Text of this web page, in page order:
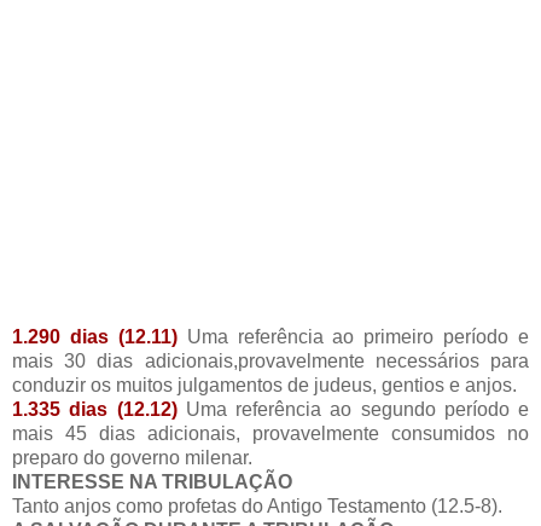
1.290 dias (12.11)Uma referência ao primeiro período e
mais 30 dias adicionais,provavelmente necessários para
conduzir os muitos julgamentos de judeus, gentios e anjos.
1.335 dias (12.12)Uma referência ao segundo período e
mais 45 dias adicionais, provavelmente consumidos no
preparo do governo milenar.
INTERESSE NA TRIBULAÇÃO
Tanto anjos como profetas do Antigo Testamento (12.5-8).